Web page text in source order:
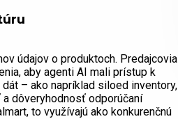
údajov o produktoch. Predajcovia
aby agenti AI mali prístup k
– ako napríklad siloed inventory,
dôveryhodnosť odporúčaní
to využívajú ako konkurenčnú